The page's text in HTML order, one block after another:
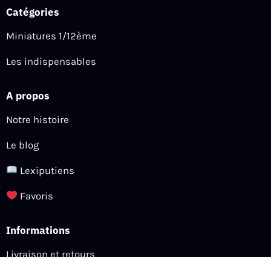
Catégories
Miniatures 1/12ème
Les indispensables
A propos
Notre histoire
Le blog
Lexiputiens
Favoris
Informations
Livraison et retours